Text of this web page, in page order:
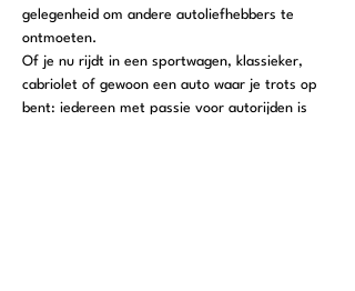
gelegenheid om andere autoliefhebbers te
ontmoeten.
Of je nu rijdt in een sportwagen, klassieker,
cabriolet of gewoon een auto waar je trots op
bent: iedereen met passie voor autorijden is